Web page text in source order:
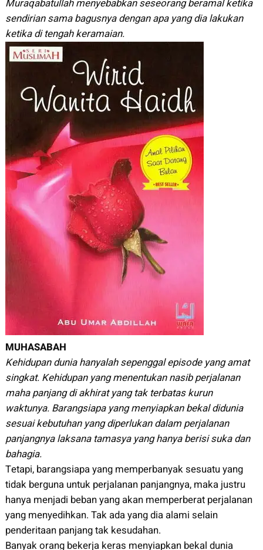
Muraqabatullah menyebabkan seseorang beramal ketika
sendirian sama bagusnya dengan apa yang dia lakukan
ketika di tengah keramaian.
MUHASABAH
Kehidupan dunia hanyalah sepenggal episode yang amat
singkat. Kehidupan yang menentukan nasib perjalanan
maha panjang di akhirat yang tak terbatas kurun
waktunya. Barangsiapa yang menyiapkan bekal didunia
sesuai kebutuhan yang diperlukan dalam perjalanan
panjangnya laksana tamasya yang hanya berisi suka dan
bahagia.
Tetapi, barangsiapa yang memperbanyak sesuatu yang
tidak berguna untuk perjalanan panjangnya, maka justru
hanya menjadi beban yang akan memperberat perjalanan
yang menyedihkan. Tak ada yang dia alami selain
penderitaan panjang tak kesudahan.
Banyak orang bekerja keras menyiapkan bekal dunia